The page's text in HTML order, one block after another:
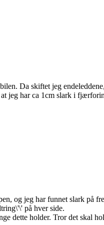
Da skiftet jeg
jeg har ca 1cm slark i
og jeg har funnet slark på
på hver side.
dette holder. Tror det skal